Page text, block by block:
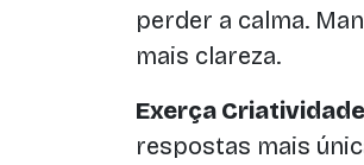
perder a calma.
mais clareza.
Exerça
respostas mais